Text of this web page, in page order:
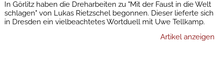
In Görlitz haben die Dreharbeiten zu "Mit der Faust in die Welt
schlagen" von Lukas Rietzschel begonnen. Dieser lieferte sich
in Dresden ein vielbeachtetes Wortduell mit Uwe Tellkamp.
Artikel anzeigen